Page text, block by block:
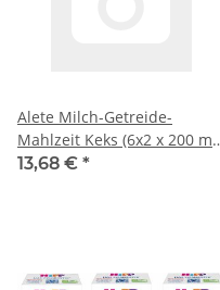
Alete Milch-Getreide-
Mahlzeit Keks (6x2 x 200 ml)
VPE
13,68 € *